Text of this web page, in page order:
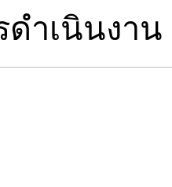
ำเนินงาน